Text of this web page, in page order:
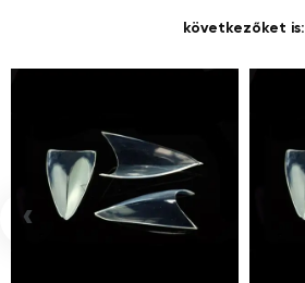
következőket is:
‹